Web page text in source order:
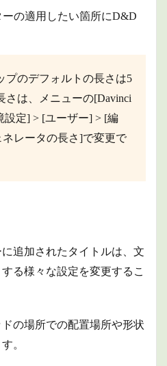
の適用したい箇所にD&D
プのデフォルトの長さは5
さは、メニューの[Davinci
設定] > [ユーザー] > [編
レータの長さ]で変更で
追加されたタイトルは、文
る様々な設定を変更するこ
の場所での配置場所や形状
。